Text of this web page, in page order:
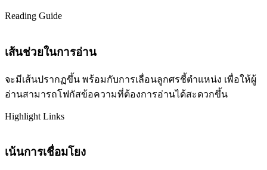
Reading Guide
เส้นช่วยในการอ่าน
จะมีเส้นปรากฏขึ้น พร้อมกับการเลื่อนลูกศรชี้ตำแหน่ง เพื่อให้ผู้
อ่านสามารถโฟกัสข้อความที่ต้องการอ่านได้สะดวกขึ้น
Highlight Links
เน้นการเชื่อมโยง